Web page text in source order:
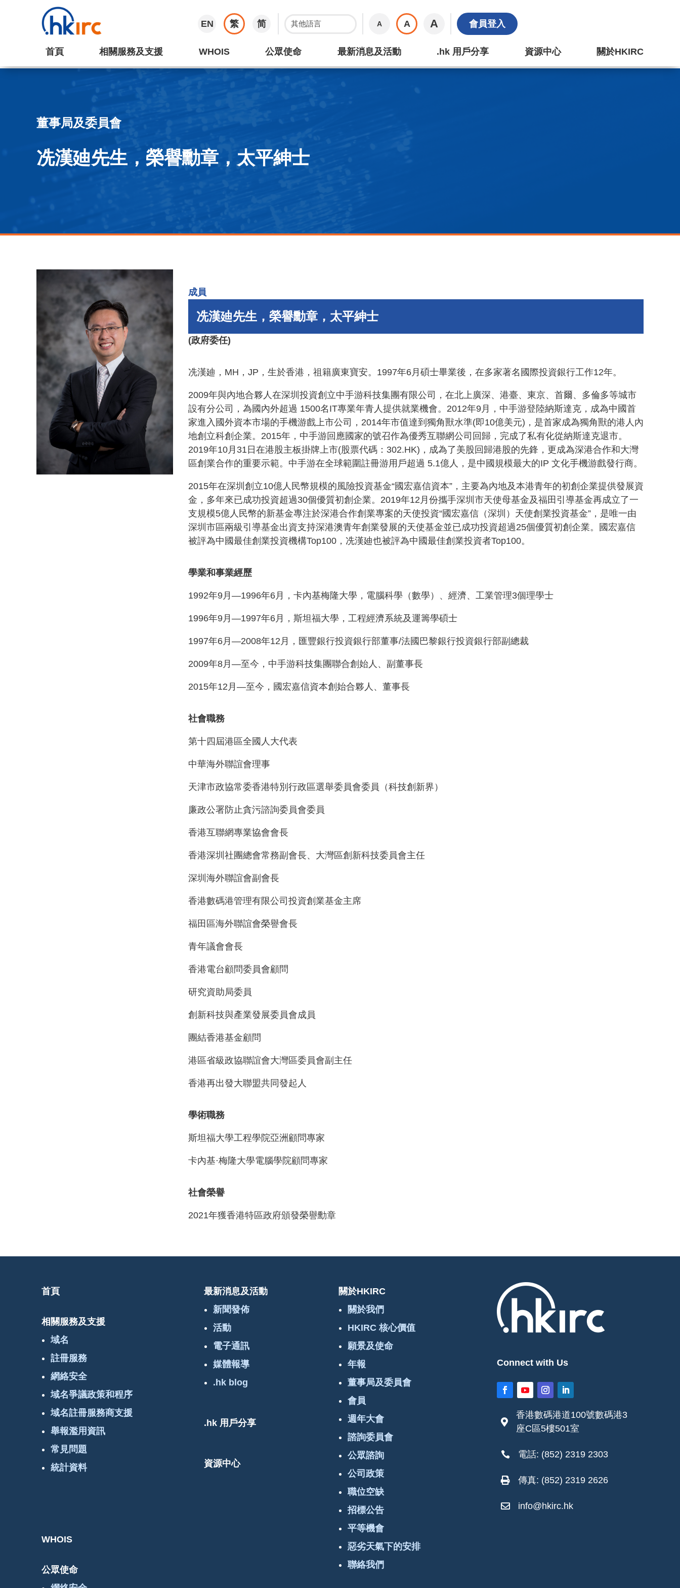
EN 繁 简 A A A 會員登入
首頁 相關服務及支援 WHOIS 公眾使命 最新消息及活動 .hk 用戶分享 資源中心 關於HKIRC
董事局及委員會
冼漢廸先生，榮譽勳章，太平紳士
成員
冼漢廸先生，榮譽勳章，太平紳士
(政府委任)
冼漢廸，MH，JP ，生於香港，祖籍廣東寶安。 1997年6 月碩士畢業後，在多家著名國際投資銀行工作12年。
2009年與內地合夥人在深圳投資創立中手游科技集團有限公司，在北上廣深、港臺、東京、首爾、多倫多等城市
設有分公司，為國內外超過 1500名 IT專業年青人提供就業機會。 2012年9 月，中手游登陸納斯達克，成為中國首
家進入國外資本市場的手機游戲上市公司， 2014年市值達到獨角獸水準(即10億美元) ，是首家成為獨角獸的港人內
地創立科創企業。 2015年，中手游回應國家的號召作為優秀互聯網公司回歸，完成了私有化從納斯達克退市。
2019年10 月 31 日在港股主板掛牌上市(股票代碼： 302.HK) ，成為了美股回歸港股的先鋒，更成為深港合作和大灣
區創業合作的重要示範。中手游在全球範圍註冊游用戶超過 5.1億人，是中國規模最大的IP 文化手機游戲發行商。
2015年在深圳創立10億人民幣規模的風險投資基金“國宏嘉信資本”，主要為內地及本港青年的初創企業提供發展資
金，多年來已成功投資超過30個優質初創企業。 2019年12 月份攜手深圳市天使母基金及福田引導基金再成立了一
支規模5億人民幣的新基金專注於深港合作創業專案的天使投資“國宏嘉信（深圳）天使創業投資基金”，是唯一由
深圳市區兩級引導基金出資支持深港澳青年創業發展的天使基金並已成功投資超過25個優質初創企業。國宏嘉信
被評為中國最佳創業投資機構Top100 ，冼漢廸也被評為中國最佳創業投資者Top100。
學業和事業經歷
1992年9 月 —1996年6 月，卡內基梅隆大學，電腦科學 （數學）、經濟、工業管理3個理學士
1996年9 月 —1997年6 月，斯坦福大學，工程經濟系統及運籌學碩士
1997年6 月 —2008年12 月，匯豐銀行投資銀行部董事/法國巴黎銀行投資銀行部副總裁
2009年8 月 —至今，中手游科技集團聯合創始人、副董事長
2015年12 月 —至今，國宏嘉信資本創始合夥人、董事長
社會職務
第十四屆港區全國人大代表
中華海外聯誼會理事
天津市政協常委香港特別行政區選舉委員會委員（科技創新界）
廉政公署防止貪污諮詢委員會委員
香港互聯網專業協會會長
香港深圳社團總會常務副會長、大灣區創新科技委員會主任
深圳海外聯誼會副會長
香港數碼港管理有限公司投資創業基金主席
福田區海外聯誼會榮譽會長
青年議會會長
香港電台顧問委員會顧問
研究資助局委員
創新科技與產業發展委員會成員
團結香港基金顧問
港區省級政協聯誼會大灣區委員會副主任
香港再出發大聯盟共同發起人
學術職務
斯坦福大學工程學院亞洲顧問專家
卡內基·梅隆大學電腦學院顧問專家
社會榮譽
2021年獲香港特區政府頒發榮譽勳章
首頁
相關服務及支援
域名
註冊服務
網絡安全
域名爭議政策和程序
域名註冊服務商支援
舉報濫用資訊
常見問題
統計資料
WHOIS
公眾使命
最新消息及活動
新聞發佈
活動
電子通訊
媒體報導
.hk blog
.hk 用戶分享
資源中心
關於HKIRC
關於我們
HKIRC 核心價值
願景及使命
年報
董事局及委員會
會員
週年大會
諮詢委員會
公眾諮詢
公司政策
職位空缺
招標公告
平等機會
惡劣天氣下的安排
聯絡我們
Connect with Us

香港數碼港道100號數碼港3
座C區5樓501室
 電話: (852) 2319 2303
 傳真: (852) 2319 2626
 info@hkirc.hk